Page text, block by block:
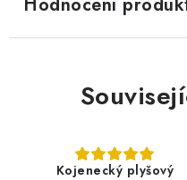
Kojenecký plyšový